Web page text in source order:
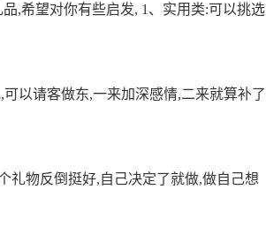
,希望对你有些启发, 1、实用类:可以挑选
以请客做东,一来加深感情,二来就算补了
礼物反倒挺好,自己决定了就做,做自己想